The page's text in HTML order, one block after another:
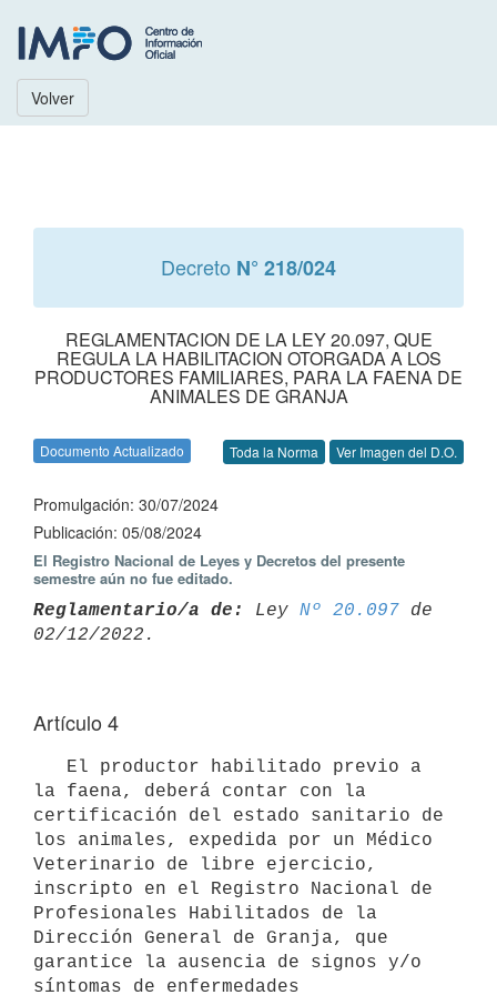
Volver
Decreto N° 218/024
REGLAMENTACION DE LA LEY 20.097, QUE
REGULA LA HABILITACION OTORGADA A LOS
PRODUCTORES FAMILIARES, PARA LA FAENA DE
ANIMALES DE GRANJA
Documento Actualizado Toda la Norma Ver Imagen del D.O.
Promulgación: 30/07/2024
Publicación: 05/08/2024
El Registro Nacional de Leyes y Decretos del presente
semestre aún no fue editado.
Reglamentario/a de: Ley Nº 20.097 de
Artículo 4
la faena, deberá contar con la
certificación del estado sanitario de
los animales, expedida por un Médico
Veterinario de libre ejercicio,
inscripto en el Registro Nacional de
Profesionales Habilitados de la
Dirección General de Granja, que
garantice la ausencia de signos y/o
síntomas de enfermedades